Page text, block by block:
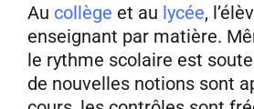
Au collège et au lycée,
enseignant par matière.
le rythme scolaire est
de nouvelles notions sont